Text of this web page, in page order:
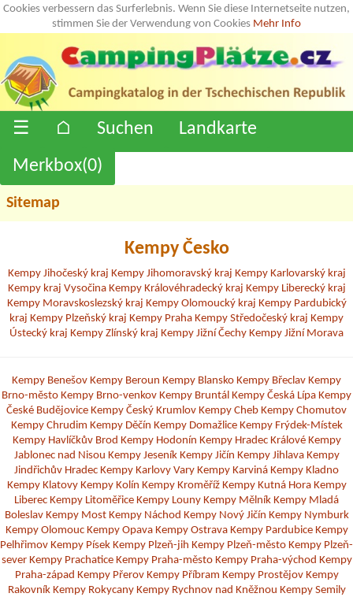
Cookies verbessern das Surferlebnis. Wenn Sie diese Internetseite nutzen,
stimmen Sie der Verwendung von Cookies Mehr Info
☰ ⌂ Suchen
Landkarte
Merkbox(0)
Sitemap
Kempy Česko
Kempy Jihočeský kraj Kempy Jihomoravský kraj Kempy Karlovarský kraj
Kempy kraj Vysočina Kempy Královéhradecký kraj Kempy Liberecký kraj
Kempy Moravskoslezský kraj Kempy Olomoucký kraj Kempy Pardubický
kraj Kempy Plzeňský kraj Kempy Praha Kempy Středočeský kraj Kempy
Ústecký kraj Kempy Zlínský kraj Kempy Jižní Čechy Kempy Jižní Morava
Kempy Benešov Kempy Beroun Kempy Blansko Kempy Břeclav Kempy
Brno-město Kempy Brno-venkov Kempy Bruntál Kempy Česká Lípa Kempy
České Budějovice Kempy Český Krumlov Kempy Cheb Kempy Chomutov
Kempy Chrudim Kempy Děčín Kempy Domažlice Kempy Frýdek-Místek
Kempy Havlíčkův Brod Kempy Hodonín Kempy Hradec Králové Kempy
Jablonec nad Nisou Kempy Jeseník Kempy Jičín Kempy Jihlava Kempy
Jindřichův Hradec Kempy Karlovy Vary Kempy Karviná Kempy Kladno
Kempy Klatovy Kempy Kolín Kempy Kroměříž Kempy Kutná Hora Kempy
Liberec Kempy Litoměřice Kempy Louny Kempy Mělník Kempy Mladá
Boleslav Kempy Most Kempy Náchod Kempy Nový Jičín Kempy Nymburk
Kempy Olomouc Kempy Opava Kempy Ostrava Kempy Pardubice Kempy
Pelhřimov Kempy Písek Kempy Plzeň-jih Kempy Plzeň-město Kempy Plzeň-
sever Kempy Prachatice Kempy Praha-město Kempy Praha-východ Kempy
Praha-západ Kempy Přerov Kempy Příbram Kempy Prostějov Kempy
Rakovník Kempy Rokycany Kempy Rychnov nad Kněžnou Kempy Semily